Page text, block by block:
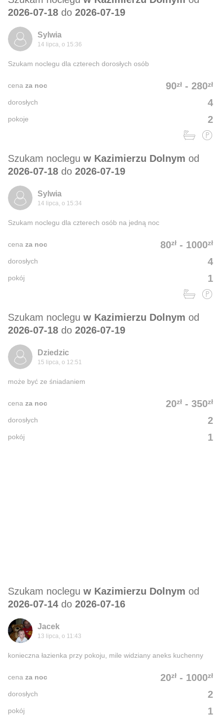
2026-07-18 do 2026-07-19
Sylwia
14 lipca, o 15:36
Szukam noclegu dla czterech dorosłych osób
90zł - 280zł
cena za noc
4
dorosłych
2
pokoje
Szukam noclegu w Kazimierzu Dolnym od
2026-07-18 do 2026-07-19
Sylwia
14 lipca, o 15:34
Szukam noclegu dla czterech osób na jedną noc
80zł - 1000zł
cena za noc
4
dorosłych
1
pokój
Szukam noclegu w Kazimierzu Dolnym od
2026-07-18 do 2026-07-19
Dziedzic
15 lipca, o 12:51
może być ze śniadaniem
20zł - 350zł
cena za noc
2
dorosłych
1
pokój
Szukam noclegu w Kazimierzu Dolnym od
2026-07-14 do 2026-07-16
Jacek
13 lipca, o 11:43
konieczna łazienka przy pokoju, mile widziany aneks kuchenny
20zł - 1000zł
cena za noc
2
dorosłych
1
pokój